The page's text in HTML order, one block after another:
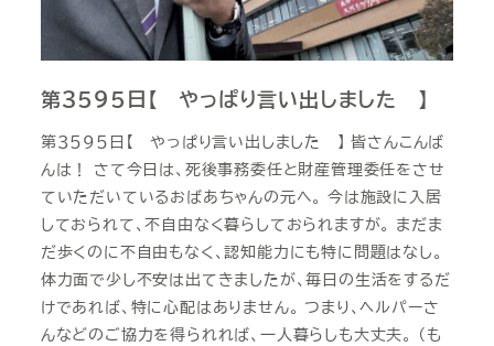
第３５９５日【 やっぱり言い出しました 】
第３５９５日【 やっぱり言い出しました 】 皆さんこんば
んは！ さて今日は、死後事務委任と財産管理委任をさせ
ていただいているおばあちゃんの元へ。 今は施設に入居
しておられて、不自由なく暮らしておられますが。 まだま
だ歩くのに不自由もなく、認知能力にも特に問題はなし。
体力面で少し不安は出てきましたが、毎日の生活をするだ
けであれば、特に心配はありません。 つまり、ヘルパーさ
んなどのご協力を得られれば、一人暮らしも大丈夫。 （も